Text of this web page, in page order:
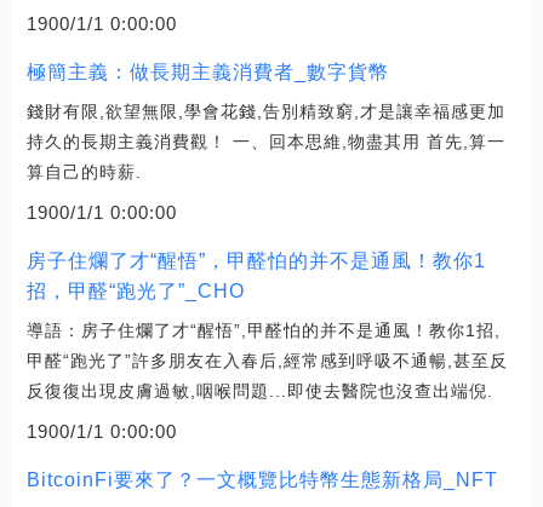
1900/1/1 0:00:00
極簡主義：做長期主義消費者_數字貨幣
錢財有限,欲望無限,學會花錢,告別精致窮,才是讓幸福感更加
持久的長期主義消費觀！ 一、回本思維,物盡其用 首先,算一
算自己的時薪.
1900/1/1 0:00:00
房子住爛了才“醒悟”，甲醛怕的并不是通風！教你1
招，甲醛“跑光了”_CHO
導語：房子住爛了才“醒悟”,甲醛怕的并不是通風！教你1招,
甲醛“跑光了”許多朋友在入春后,經常感到呼吸不通暢,甚至反
反復復出現皮膚過敏,咽喉問題...即使去醫院也沒查出端倪.
1900/1/1 0:00:00
BitcoinFi要來了？一文概覽比特幣生態新格局_NFT